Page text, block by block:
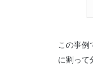
この事例
に割って